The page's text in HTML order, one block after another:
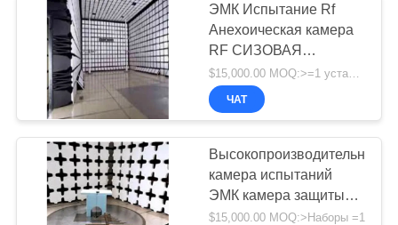
СВЯЗАТЬСЯ
НАМИ
НОВОСТИ
КАРТА
ЭМК Испытание Rf
Анехоическая камера
RF СИЗОВАЯ
ПОЛОЖКА EMC
ЧАМБРА EMC
АНЕХОИЧНАЯ
ЧАТ
Высокопроизводительная
камера испытаний
ЭМК камера защиты
радиочастот 40 ГГц
$15,000.00 MOQ:>Наборы =1